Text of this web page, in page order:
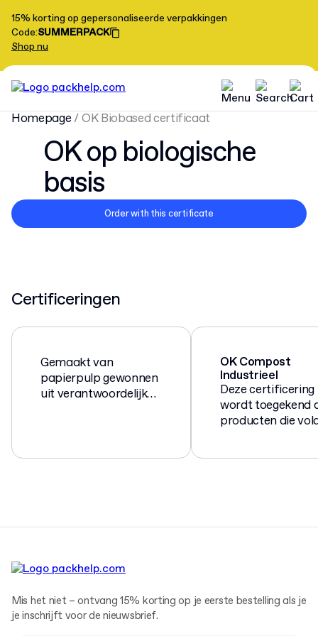
15% korting op gepersonaliseerde verpakkingen
Code:SUMMERPACK
Shop nu
Homepage/OK Biobased certificaat
OK op biologische
basis
Order with this certificate
Certificeringen
Gemaakt van
papierpulp gewonnen
uit verantwoordelijk
OK Compost
Industrieel
Deze certificering
wordt toegekend
producten die
Mis het niet – ontvang 15% korting op je eerste bestelling als je
je inschrijft voor de nieuwsbrief.